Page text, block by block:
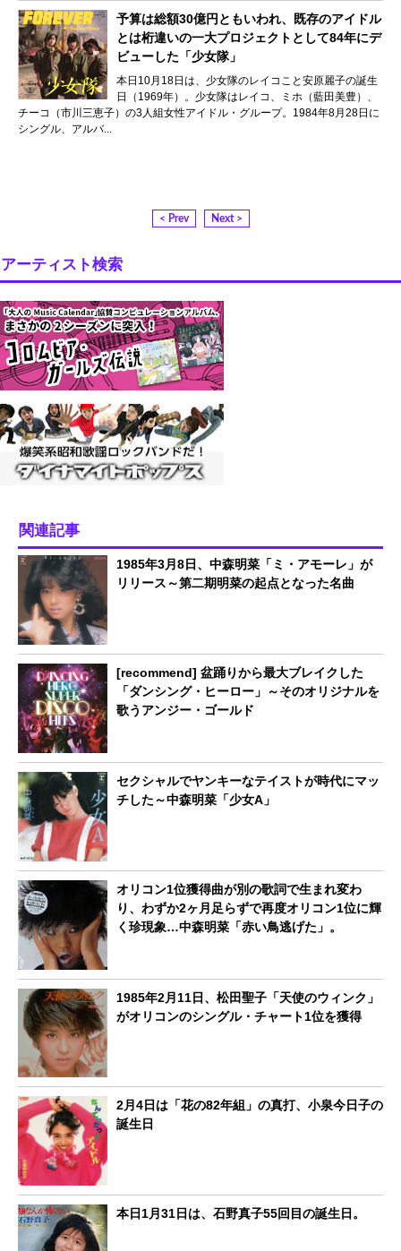
予算は総額30億円ともいわれ、既存のアイドル
とは桁違いの一大プロジェクトとして84年にデ
ビューした「少女隊」
本日10月18日は、少女隊のレイコこと安原麗子の誕生
日（1969年）。少女隊はレイコ、ミホ（藍田美豊）、
チーコ（市川三恵子）の3人組女性アイドル・グループ。1984年8月28日に
シングル、アルバ...
< Prev Next >
アーティスト検索
関連記事
1985年3月8日、中森明菜「ミ・アモーレ」が
リリース～第二期明菜の起点となった名曲
[recommend] 盆踊りから最大ブレイクした
「ダンシング・ヒーロー」～そのオリジナルを
歌うアンジー・ゴールド
セクシャルでヤンキーなテイストが時代にマッ
チした～中森明菜「少女A」
オリコン1位獲得曲が別の歌詞で生まれ変わ
り、わずか2ヶ月足らずで再度オリコン1位に輝
く珍現象…中森明菜「赤い鳥逃げた」。
1985年2月11日、松田聖子「天使のウィンク」
がオリコンのシングル・チャート1位を獲得
2月4日は「花の82年組」の真打、小泉今日子の
誕生日
本日1月31日は、石野真子55回目の誕生日。